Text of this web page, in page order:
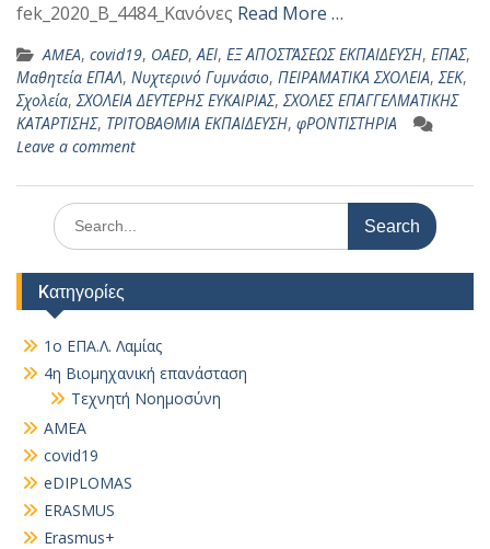
fek_2020_B_4484_Κανόνες Read More …
AMEA, covid19, OAED,ΑΕΙ, ΕΞ ΑΠΟΣΤΆΣΕΩΣ ΕΚΠΑΙΔΕΥΣΗ, ΕΠΑΣ,
Μαθητεία ΕΠΑΛ, Νυχτερινό Γυμνάσιο, ΠΕΙΡΑΜΑΤΙΚΑ ΣΧΟΛΕΙΑ,ΣΕΚ,
Σχολεία,ΣΧΟΛΕΙΑ ΔΕΥΤΕΡΗΣ ΕΥΚΑΙΡΙΑΣ,ΣΧΟΛΕΣ ΕΠΑΓΓΕΛΜΑΤΙΚΗΣ
ΚΑΤΑΡΤΙΣΗΣ, ΤΡΙΤΟΒΑΘΜΙΑ ΕΚΠΑΙΔΕΥΣΗ, φΡΟΝΤΙΣΤΗΡΙΑ
Leave a comment
Search
for:
Kατηγορίες
1ο ΕΠΑ.Λ. Λαμίας
4η Βιομηχανική επανάσταση
Τεχνητή Νοημοσύνη
AMEA
covid19
eDIPLOMAS
ERASMUS
Erasmus+